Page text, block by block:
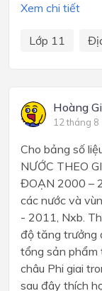
Xem chi tiết
Lớp 11
Hoàng
12 tháng 8
Cho bảng số
NƯỚC THEO
ĐOẠN 2000 –
các nước và
- 2011, Nxb.
độ tăng trưởng
tổng sản phẩm
châu Phi giai
sau đây thích